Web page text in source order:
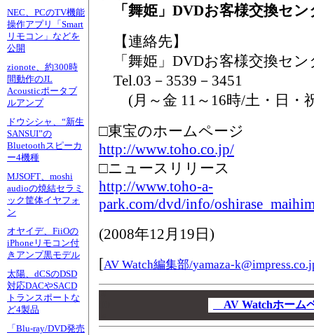
NEC、PCのTV機能
操作アプリ「Smart
リモコン」などを
公開
zionote、約300時
間動作のJL
Acousticポータブ
ルアンプ
ドウシシャ、“新生
SANSUI”の
Bluetoothスピーカ
ー4機種
MJSOFT、moshi
audioの焼結セラミ
ック筐体イヤフォ
ン
オヤイデ、FiiOの
iPhoneリモコン付
きアンプ黒モデル
太陽、dCSのDSD
対応DACやSACD
トランスポートな
ど4製品
「Blu-ray/DVD発売
「舞姫」DVDお客様交換セン
【連絡先】
「舞姫」DVDお客様交換セン
Tel.03－3539－3451
(月～金 11～16時/土・日・
□東宝のホームページ
http://www.toho.co.jp/
□ニュースリリース
http://www.toho-a-
park.com/dvd/info/
(2008年12月19日 )
[AV Watch編集部/yamaza-
AV Watchホー